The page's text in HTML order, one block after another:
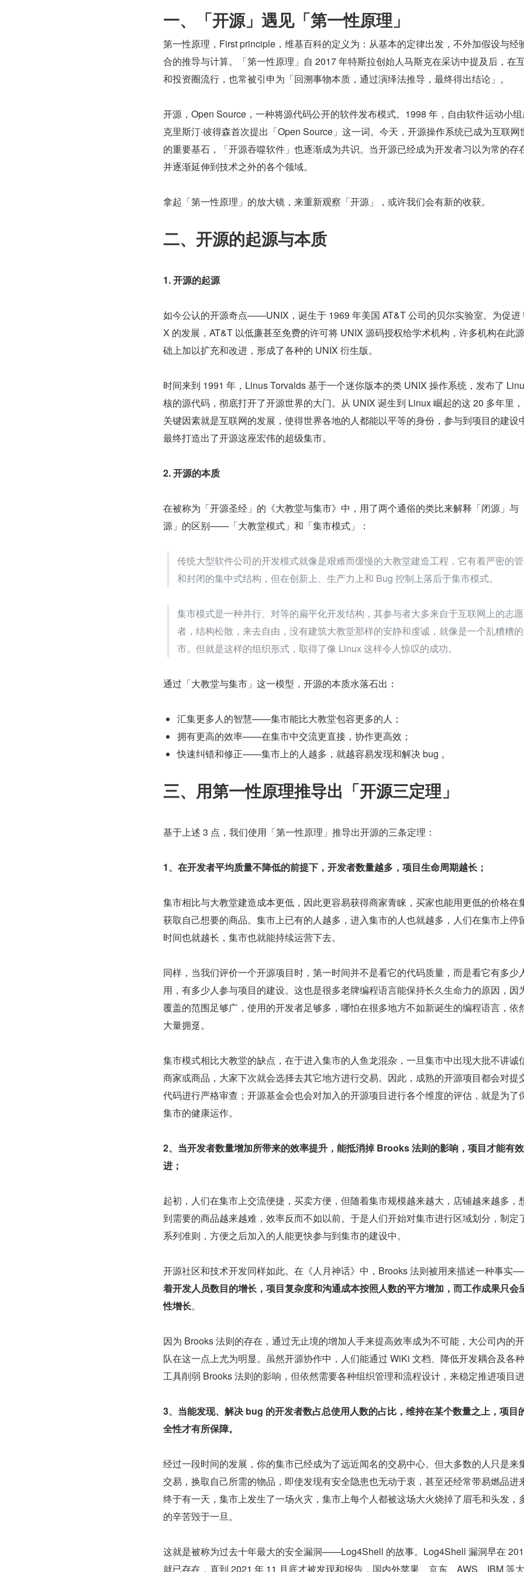
一、「开源」遇见「第一性原理」
第一性原理，First principle，维基百科的定义为：从基本的定律出发，不外加假设与经
合的推导与计算。「第一性原理」自 2017 年特斯拉创始人马斯克在采访中提及后，在
和投资圈流行，也常被引申为「回溯事物本质，通过演绎法推导，最终得出结论」。
开源，Open Source，一种将源代码公开的软件发布模式。1998 年，自由软件运动小
克里斯汀·彼得森首次提出「Open Source」这一词。今天，开源操作系统已成为互联网
的重要基石，「开源吞噬软件」也逐渐成为共识。当开源已经成为开发者习以为常的存
并逐渐延伸到技术之外的各个领域。
拿起「第一性原理」的放大镜，来重新观察「开源」，或许我们会有新的收获。
二、开源的起源与本质
1. 开源的起源
如今公认的开源奇点——UNIX，诞生于 1969 年美国 AT&T 公司的贝尔实验室。为促进
X 的发展，AT&T 以低廉甚至免费的许可将 UNIX 源码授权给学术机构，许多机构在此
础上加以扩充和改进，形成了各种的 UNIX 衍生版。
时间来到 1991 年，Linus Torvalds 基于一个迷你版本的类 UNIX 操作系统，发布了
核的源代码，彻底打开了开源世界的大门。从 UNIX 诞生到 Linux 崛起的这 20 多年里
关键因素就是互联网的发展，使得世界各地的人都能以平等的身份，参与到项目的建设
最终打造出了开源这座宏伟的超级集市。
2. 开源的本质
在被称为「开源圣经」的《大教堂与集市》中，用了两个通俗的类比来解释「闭源」与
源」的区别——「大教堂模式」和「集市模式」：
传统大型软件公司的开发模式就像是艰难而缓慢的大教堂建造工程，它有着严密的
和封闭的集中式结构，但在创新上、生产力上和 Bug 控制上落后于集市模式。
集市模式是一种并行、对等的扁平化开发结构，其参与者大多来自于互联网上的志愿
者，结构松散，来去自由，没有建筑大教堂那样的安静和虔诚，就像是一个乱糟糟
市。但就是这样的组织形式，取得了像 Linux 这样令人惊叹的成功。
通过「大教堂与集市」这一模型，开源的本质水落石出：
汇集更多人的智慧——集市能比大教堂包容更多的人；
拥有更高的效率——在集市中交流更直接，协作更高效；
快速纠错和修正——集市上的人越多，就越容易发现和解决 bug 。
三、用第一性原理推导出「开源三定理」
基于上述 3 点，我们使用「第一性原理」推导出开源的三条定理：
1、在开发者平均质量不降低的前提下，开发者数量越多，项目生命周期越长；
集市相比与大教堂建造成本更低，因此更容易获得商家青睐，买家也能用更低的价格在
获取自己想要的商品。集市上已有的人越多，进入集市的人也就越多，人们在集市上停
时间也就越长，集市也就能持续运营下去。
同样，当我们评价一个开源项目时，第一时间并不是看它的代码质量，而是看它有多少
用，有多少人参与项目的建设。这也是很多老牌编程语言能保持长久生命力的原因，因
覆盖的范围足够广，使用的开发者足够多，哪怕在很多地方不如新诞生的编程语言，依
大量拥趸。
集市模式相比大教堂的缺点，在于进入集市的人鱼龙混杂，一旦集市中出现大批不讲诚
商家或商品，大家下次就会选择去其它地方进行交易。因此，成熟的开源项目都会对提
代码进行严格审查；开源基金会也会对加入的开源项目进行各个维度的评估，就是为了
集市的健康运作。
2、当开发者数量增加所带来的效率提升，能抵消掉 Brooks 法则的影响，项目才能有
进；
起初，人们在集市上交流便捷，买卖方便，但随着集市规模越来越大，店铺越来越多，
到需要的商品越来越难，效率反而不如以前。于是人们开始对集市进行区域划分，制定
系列准则，方便之后加入的人能更快参与到集市的建设中。
开源社区和技术开发同样如此。在《人月神话》中，Brooks 法则被用来描述一种事实
着开发人员数目的增长，项目复杂度和沟通成本按照人数的平方增加，而工作成果只会
性增长。
因为 Brooks 法则的存在，通过无止境的增加人手来提高效率成为不可能，大公司内的
队在这一点上尤为明显。虽然开源协作中，人们能通过 WiKi 文档、降低开发耦合及各
工具削弱 Brooks 法则的影响，但依然需要各种组织管理和流程设计，来稳定推进项目
3、当能发现、解决 bug 的开发者数占总使用人数的占比，维持在某个数量之上，项目
全性才有所保障。
经过一段时间的发展，你的集市已经成为了远近闻名的交易中心。但大多数的人只是来
交易，换取自己所需的物品，即使发现有安全隐患也无动于衷，甚至还经常带易燃品进
终于有一天，集市上发生了一场火灾，集市上每个人都被这场大火烧掉了眉毛和头发，
的辛苦毁于一旦。
这就是被称为过去十年最大的安全漏洞——Log4Shell 的故事。Log4Shell 漏洞早在
就已存在，直到 2021 年 11 月底才被发现和报告，国内外苹果、京东、AWS、IBM 等